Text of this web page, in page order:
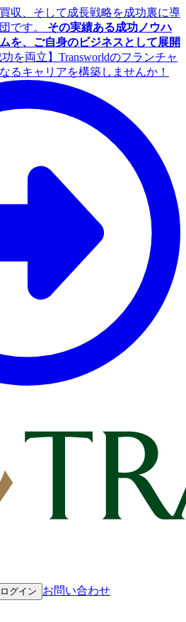
収、そして成長戦略を成功裏に導
です。 その実績ある成功ノウハ
を、ご自身のビジネスとして展開
を両立】Transworldのフランチャ
るキャリアを構築しませんか！
グイン お問い合わせ